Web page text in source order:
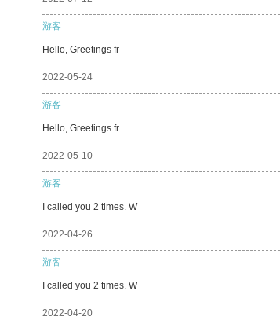
游客
Hello, Greetings fr
2022-05-24
游客
Hello, Greetings fr
2022-05-10
游客
I called you 2 times. W
2022-04-26
游客
I called you 2 times. W
2022-04-20